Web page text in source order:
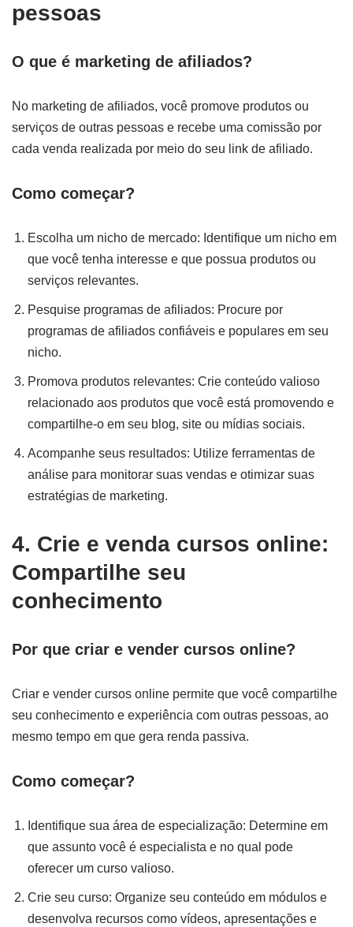
pessoas
O que é marketing de afiliados?
No marketing de afiliados, você promove produtos ou
serviços de outras pessoas e recebe uma comissão por
cada venda realizada por meio do seu link de afiliado.
Como começar?
Escolha um nicho de mercado: Identifique um nicho em
que você tenha interesse e que possua produtos ou
serviços relevantes.
Pesquise programas de afiliados: Procure por
programas de afiliados confiáveis e populares em seu
nicho.
Promova produtos relevantes: Crie conteúdo valioso
relacionado aos produtos que você está promovendo e
compartilhe-o em seu blog, site ou mídias sociais.
Acompanhe seus resultados: Utilize ferramentas de
análise para monitorar suas vendas e otimizar suas
estratégias de marketing.
4. Crie e venda cursos online:
Compartilhe seu
conhecimento
Por que criar e vender cursos online?
Criar e vender cursos online permite que você compartilhe
seu conhecimento e experiência com outras pessoas, ao
mesmo tempo em que gera renda passiva.
Como começar?
Identifique sua área de especialização: Determine em
que assunto você é especialista e no qual pode
oferecer um curso valioso.
Crie seu curso: Organize seu conteúdo em módulos e
desenvolva recursos como vídeos, apresentações e